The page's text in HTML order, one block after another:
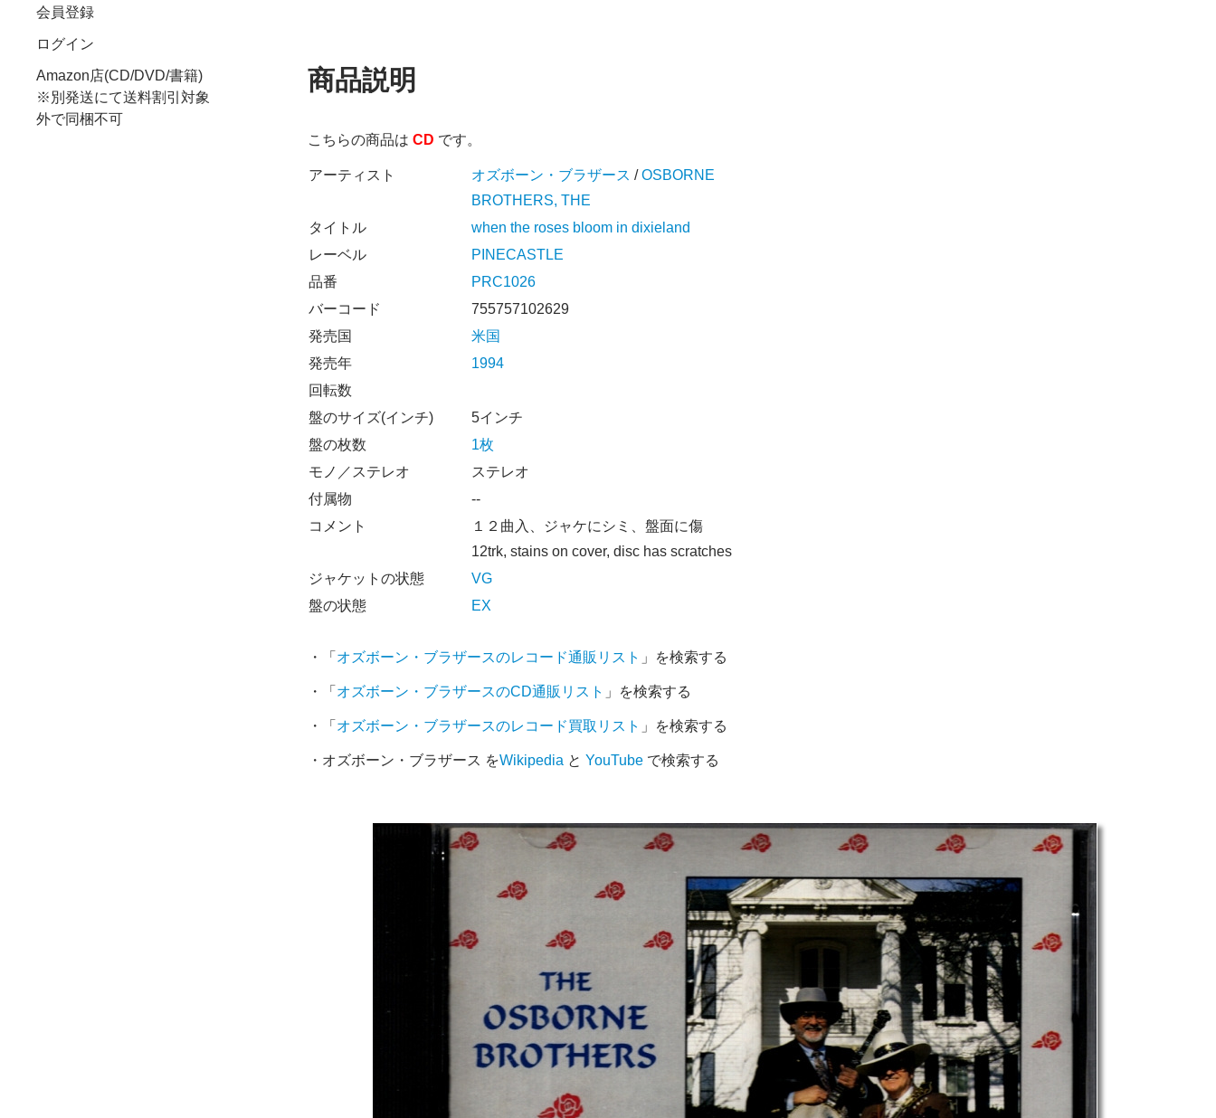
会員登録
ログイン
Amazon店(CD/DVD/書籍)
※別発送にて送料割引対象
外で同梱不可
商品説明
こちらの商品は CD です。
アーティスト オズボーン・ブラザース /OSBORNE
BROTHERS, THE
タイトル
when the roses bloom in dixieland
レーベル
PINECASTLE
品番
PRC1026
バーコード
755757102629
発売国
米国
発売年
1994
回転数
盤のサイズ(インチ)
5インチ
盤の枚数
1枚
モノ／ステレオ
ステレオ
付属物
--
コメント
１２曲入、ジャケにシミ、盤面に傷
12trk, stains on cover, disc has scratches
ジャケットの状態
VG
盤の状態
EX
・「 オズボーン・ブラザースのレコード通販リスト 」を検索する
・「 オズボーン・ブラザースのCD通販リスト 」を検索する
・「 オズボーン・ブラザースのレコード買取リスト 」を検索する
・オズボーン・ブラザース をWikipedia と YouTube で検索する